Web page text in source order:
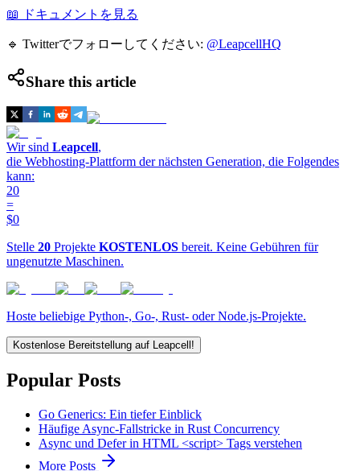
📖 ドキュメントを見る
🔹 Twitterでフォローしてください: @LeapcellHQ
Share this article
Wir sind Leapcell,
die Webhosting-Plattform der nächsten Generation, die Folgendes
kann:
20
=
$0
Stelle 20 Projekte KOSTENLOS bereit. Keine Gebühren für
ungenutzte Maschinen.
Hoste beliebige Python-, Go-, Rust- oder Node.js-Projekte.
Kostenlose Bereitstellung auf Leapcell!
Popular Posts
Go Generics: Ein tiefer Einblick
Häufige Async-Fallstricke in Rust Concurrency
Async und Defer in HTML <script> Tags verstehen
More Posts